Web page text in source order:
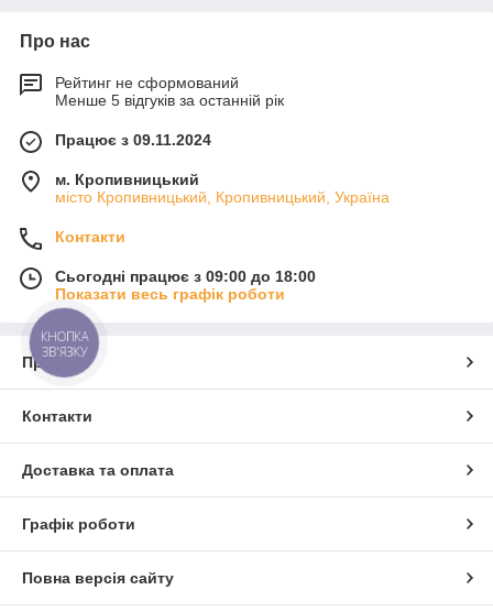
Про нас
Рейтинг не сформований
Менше 5 відгуків за останній рік
Працює з 09.11.2024
м. Кропивницький
місто Кропивницький, Кропивницький, Україна
Контакти
Сьогодні працює з 09:00 до 18:00
Показати весь графік роботи
Про нас
Контакти
Доставка та оплата
Графік роботи
Повна версія сайту
КНОПКА
ЗВ'ЯЗКУ